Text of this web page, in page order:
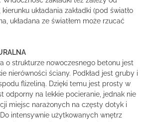
układania zakładki (pod światło
układana ze światłem może rzucać
o strukturze nowoczesnego betonu jest
nierówności ściany. Podkład jest gruby i
flizeliną. Dzięki temu jest prosty w
odporny na lekkie pocieranie, jednak nie
miejsc narażonych na częsty dotyk i
intensywnie użytkowanych wnętrz